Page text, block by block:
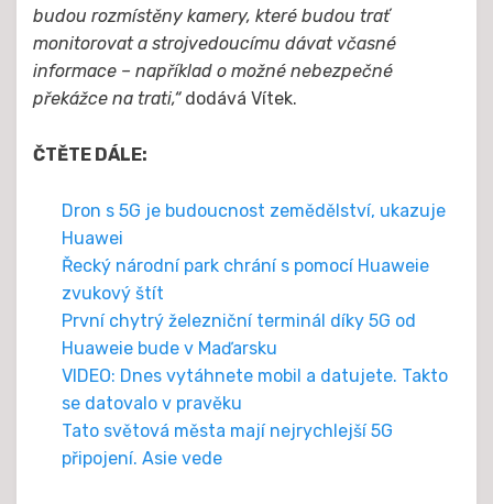
budou rozmístěny kamery, které budou trať
monitorovat a strojvedoucímu dávat včasné
informace – například o možné nebezpečné
překážce na trati,“dodává Vítek.
ČTĚTE DÁLE:
Dron s 5G je budoucnost zemědělství, ukazuje
Huawei
Řecký národní park chrání s pomocí Huaweie
zvukový štít
První chytrý železniční terminál díky 5G od
Huaweie bude v Maďarsku
VIDEO: Dnes vytáhnete mobil a datujete. Takto
se datovalo v pravěku
Tato světová města mají nejrychlejší 5G
připojení. Asie vede